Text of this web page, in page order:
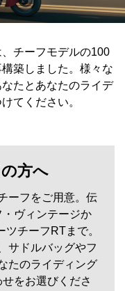
チーフモデルの100
築しました。様々な
たとあなたのライデ
てください。
方へ
ーフをご用意。伝
ヴィンテージか
チーフRTまで。
サドルバッグやフ
たのライディング
をお選びくださ